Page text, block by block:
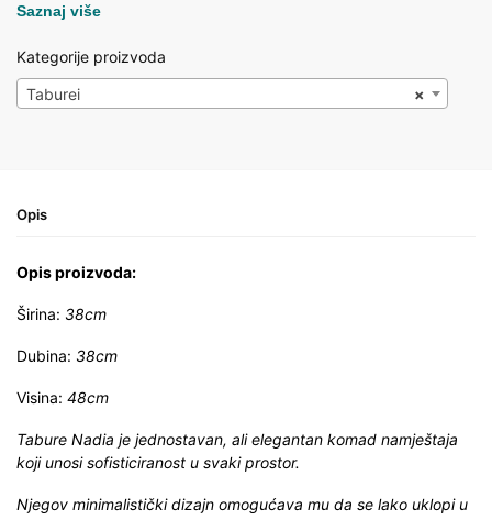
Saznaj više
Kategorije proizvoda
×
Taburei
Opis
Opis proizvoda:
Širina: 38cm
Dubina: 38cm
Visina: 48cm
Tabure Nadia je jednostavan, ali elegantan komad namještaja
koji unosi sofisticiranost u svaki prostor.
Njegov minimalistički dizajn omogućava mu da se lako uklopi u